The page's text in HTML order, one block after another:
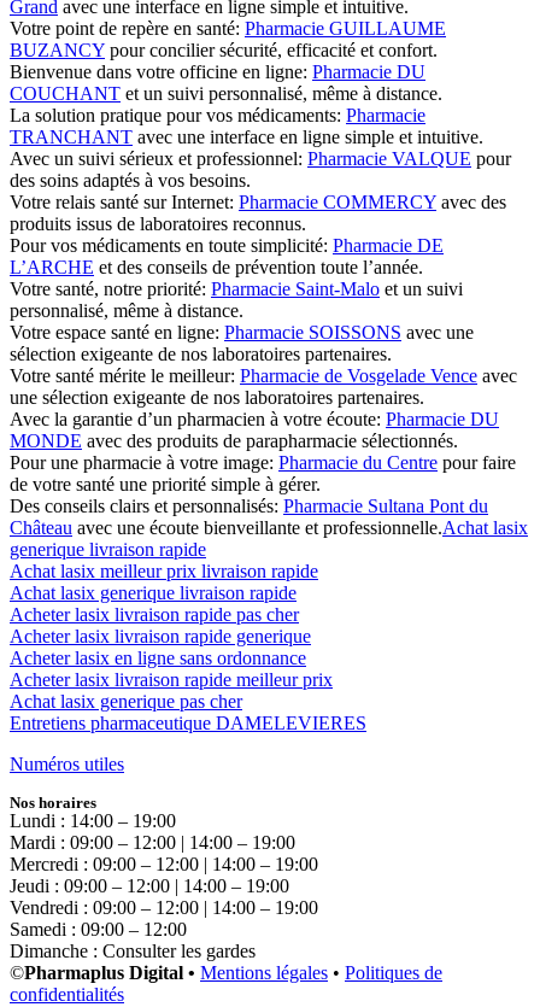
Grand avec une interface en ligne simple et intuitive.
Votre point de repère en santé: Pharmacie GUILLAUME
BUZANCY pour concilier sécurité, efficacité et confort.
Bienvenue dans votre officine en ligne: Pharmacie DU
COUCHANT et un suivi personnalisé, même à distance.
La solution pratique pour vos médicaments: Pharmacie
TRANCHANT avec une interface en ligne simple et intuitive.
Avec un suivi sérieux et professionnel: Pharmacie VALQUE pour
des soins adaptés à vos besoins.
Votre relais santé sur Internet: Pharmacie COMMERCY avec des
produits issus de laboratoires reconnus.
Pour vos médicaments en toute simplicité: Pharmacie DE
L’ARCHE et des conseils de prévention toute l’année.
Votre santé, notre priorité: Pharmacie Saint-Malo et un suivi
personnalisé, même à distance.
Votre espace santé en ligne: Pharmacie SOISSONS avec une
sélection exigeante de nos laboratoires partenaires.
Votre santé mérite le meilleur: Pharmacie de Vosgelade Vence avec
une sélection exigeante de nos laboratoires partenaires.
Avec la garantie d’un pharmacien à votre écoute: Pharmacie DU
MONDE avec des produits de parapharmacie sélectionnés.
Pour une pharmacie à votre image: Pharmacie du Centre pour faire
de votre santé une priorité simple à gérer.
Des conseils clairs et personnalisés: Pharmacie Sultana Pont du
Château avec une écoute bienveillante et professionnelle.Achat lasix
generique livraison rapide
Achat lasix meilleur prix livraison rapide
Achat lasix generique livraison rapide
Acheter lasix livraison rapide pas cher
Acheter lasix livraison rapide generique
Acheter lasix en ligne sans ordonnance
Acheter lasix livraison rapide meilleur prix
Achat lasix generique pas cher
Entretiens pharmaceutique DAMELEVIERES
Numéros utiles
Nos horaires
Lundi : 14:00 – 19:00
Mardi : 09:00 – 12:00 | 14:00 – 19:00
Mercredi : 09:00 – 12:00 | 14:00 – 19:00
Jeudi : 09:00 – 12:00 | 14:00 – 19:00
Vendredi : 09:00 – 12:00 | 14:00 – 19:00
Samedi : 09:00 – 12:00
Dimanche : Consulter les gardes
©Pharmaplus Digital • Mentions légales • Politiques de
confidentialités